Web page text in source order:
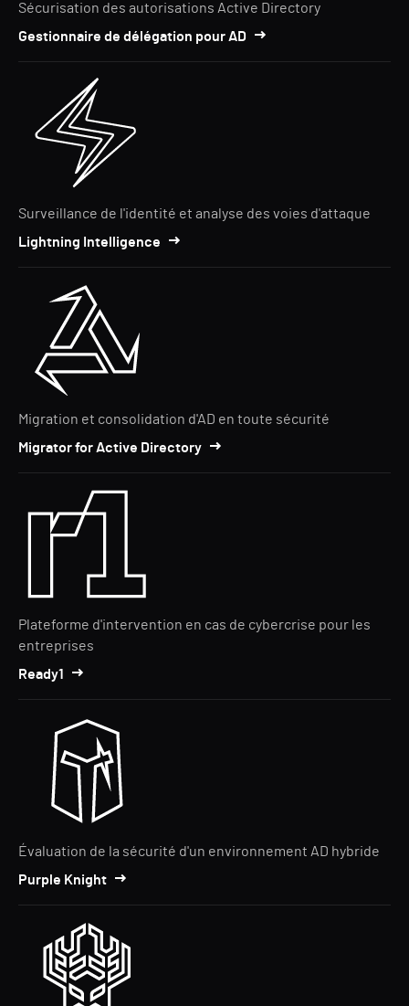
Sécurisation des autorisations Active Directory
Gestionnaire de délégation pour AD
Surveillance de l'identité et analyse des voies d'attaque
Lightning Intelligence
Migration et consolidation d'AD en toute sécurité
Migrator for Active Directory
Plateforme d'intervention en cas de cybercrise pour les
entreprises
Ready1
Évaluation de la sécurité d'un environnement AD hybride
Purple Knight